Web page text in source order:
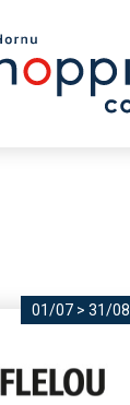
01/07> 31/08